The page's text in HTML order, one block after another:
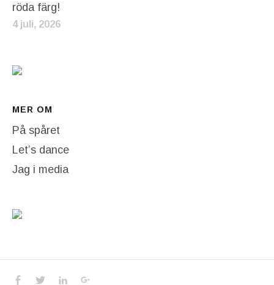
röda färg!
4 juli, 2026
MER OM
På spåret
Let’s dance
Jag i media
Social Media Profiles
Facebook
TwitterLinkedIn